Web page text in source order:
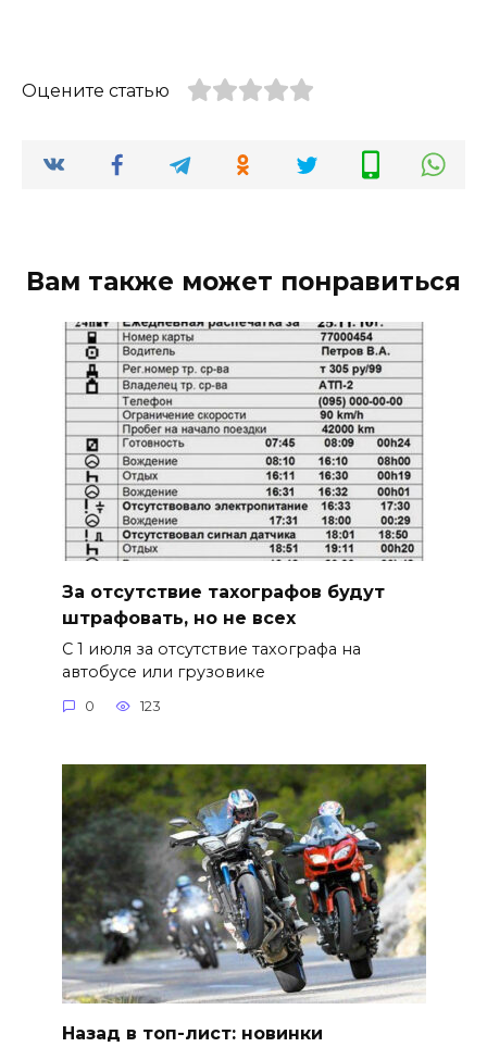
Оцените статью
Вам также может понравиться
За отсутствие тахографов будут
штрафовать, но не всех
С 1 июля за отсутствие тахографа на
автобусе или грузовике
0 123
Назад в топ-лист: новинки